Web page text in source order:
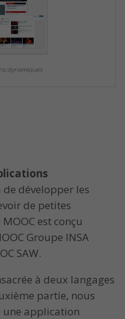
développer les
de petites
est conçu
Groupe INSA
SAW.
à deux langages
partie, nous
une application